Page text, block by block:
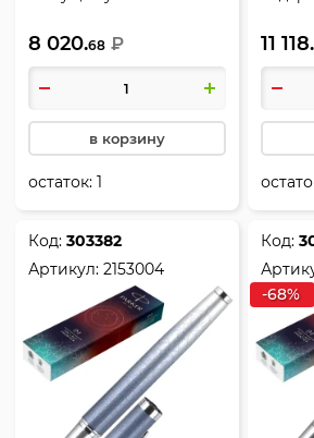
чернил синий, К323 Dark
Black GT, IM Premium,
Parker, 1931667
8 020.68 ₽
в корзину
остаток:1
GT, IM
11 118.
Код:303382
Артикул:2153004
Код:
-68%